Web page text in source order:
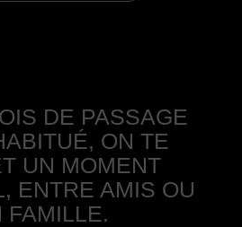
DE PASSAGE
ON TE
UN MOMENT
ENTRE AMIS OU
FAMILLE.